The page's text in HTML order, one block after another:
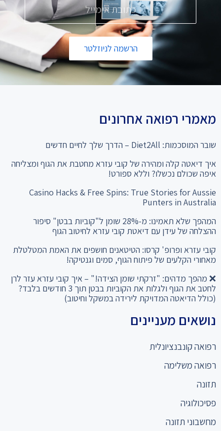
הרשמה לניוזלטר
שובר המוסכמות: Diet2All – הדרך שלך לחיים חדשים
איך דיאטה קלה ומהירה של קובי עזרא מחטבת את הגוף ומצליחה
Casino Hacks & Free Spins: True Stories for Aussie
קובי עזרא ופרופ' קרסו: הטיטאנים חושפים את האמת המטלטלת
❌ מהפך מדהים: "זרקתי שומן הצידה!" – איך קובי עזרא עזר לרן
(כולל הדיאטה המדויקת לירידה במשקל וחיטוב)
נושאים מעניינים
רפואה קונבנציונלית
רפואה משלימה
תזונה
פסיכולוגיה
מחשבוני תזונה
כניסה למומחים